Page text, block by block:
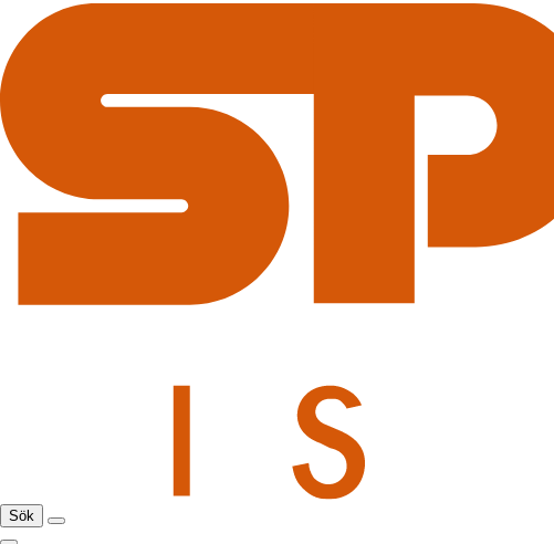
Sök